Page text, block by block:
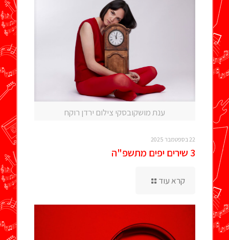
ענת מושקובסקי צילום ירדן רוקח
22 בספטמבר 2025
3 שירים יפים מתשפ"ה
קרא עוד